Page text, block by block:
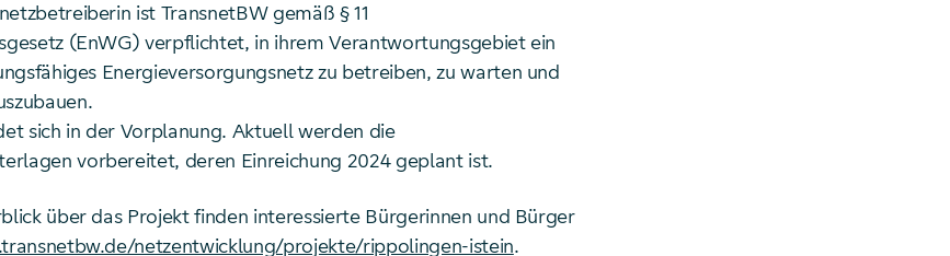
ist TransnetBW gemäß § 11
(EnWG) verpflichtet, in ihrem Verantwortungsgebiet ein
Energieversorgungsnetz zu betreiben, zu warten und
sich in der Vorplanung. Aktuell werden die
vorbereitet, deren Einreichung 2024 geplant ist.
über das Projekt finden interessierte Bürgerinnen und Bürger
netzentwicklung/projekte/rippolingen-istein.